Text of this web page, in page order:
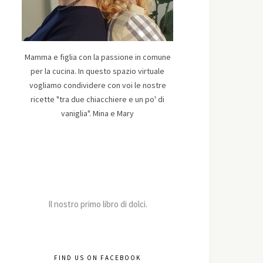
Mamma e figlia con la passione in comune
per la cucina. In questo spazio virtuale
vogliamo condividere con voi le nostre
ricette "tra due chiacchiere e un po' di
vaniglia". Mina e Mary
Il nostro primo libro di dolci.
FIND US ON FACEBOOK